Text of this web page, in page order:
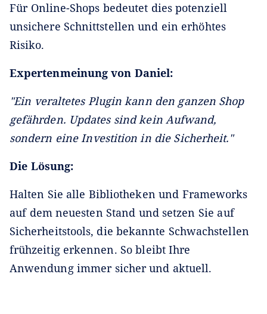
Für Online-Shops bedeutet dies potenziell
unsichere Schnittstellen und ein erhöhtes
Risiko.
Expertenmeinung von Daniel:
"Ein veraltetes Plugin kann den ganzen Shop
gefährden. Updates sind kein Aufwand,
sondern eine Investition in die Sicherheit."
Die Lösung:
Halten Sie alle Bibliotheken und Frameworks
auf dem neuesten Stand und setzen Sie auf
Sicherheitstools, die bekannte Schwachstellen
frühzeitig erkennen. So bleibt Ihre
Anwendung immer sicher und aktuell.